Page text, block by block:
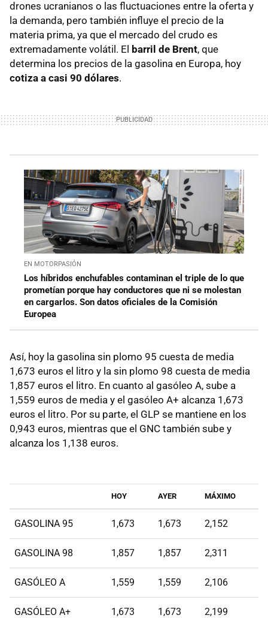
drones ucranianos o las fluctuaciones entre la oferta y
la demanda, pero también influye el precio de la
materia prima, ya que el mercado del crudo es
extremadamente volátil. El barril de Brent, que
determina los precios de la gasolina en Europa, hoy
cotiza a casi 90 dólares.
EN MOTORPASIÓN
Los híbridos enchufables contaminan el triple de lo que
prometían porque hay conductores que ni se molestan
en cargarlos. Son datos oficiales de la Comisión
Europea
Así, hoy la gasolina sin plomo 95 cuesta de media
1,673 euros el litro y la sin plomo 98 cuesta de media
1,857 euros el litro. En cuanto al gasóleo A, sube a
1,559 euros de media y el gasóleo A+ alcanza 1,673
euros el litro. Por su parte, el GLP se mantiene en los
0,943 euros, mientras que el GNC también sube y
alcanza los 1,138 euros.
HOY AYER MÁXIMO
GASOLINA 95 1,673 1,673 2,152
GASOLINA 98 1,857 1,857 2,311
GASÓLEO A 1,559 1,559 2,106
GASÓLEO A+ 1,673 1,673 2,199